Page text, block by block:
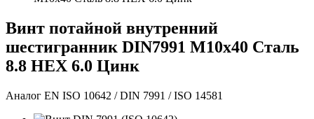
Винт потайной внутренний
шестигранник DIN7991 М10х40 Сталь
8.8 HEX 6.0 Цинк
Аналог EN ISO 10642 / DIN 7991 / ISO 14581